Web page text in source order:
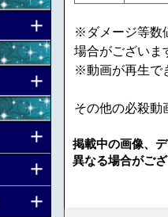
※ダメージ等数
場合がございま
※動画が再生で
その他の必殺動
掲載中の画像、
異なる場合がござ